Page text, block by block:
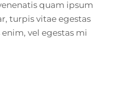
quam ipsum
turpis vitae egestas
vel egestas mi